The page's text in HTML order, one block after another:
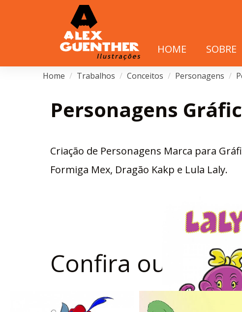
HOME SOBRE
Home Trabalhos Conceitos Personagens
Personagens
Criação de Personagens Marca para
Formiga Mex, Dragão Kakp e Lula Laly.
Confira outros